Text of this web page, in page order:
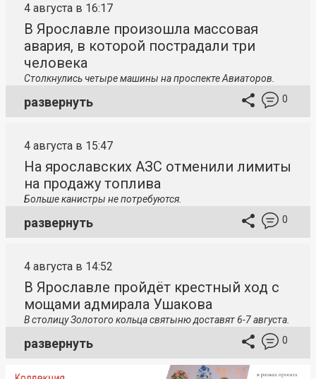
4 августа в 16:17
В Ярославле произошла массовая
авария, в которой пострадали три
человека
Столкнулись четыре машины на проспекте Авиаторов.
развернуть 0
4 августа в 15:47
На ярославских АЗС отменили лимиты
на продажу топлива
Больше канистры не потребуются.
развернуть 0
4 августа в 14:52
В Ярославле пройдёт крестный ход с
мощами адмирала Ушакова
В столицуЗолотого кольца святыню доставят 6-7 августа.
развернуть 0